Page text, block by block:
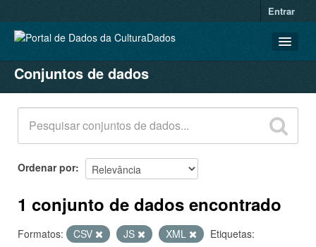
Entrar
CONJUNTOS DE DADOS
ORGANIZAÇÕES
GRUPOS
SOBRE
Conjuntos de dados
Ordenar por
1 conjunto de dados encontrado
Formatos: CSV JS XML
Etiquetas: